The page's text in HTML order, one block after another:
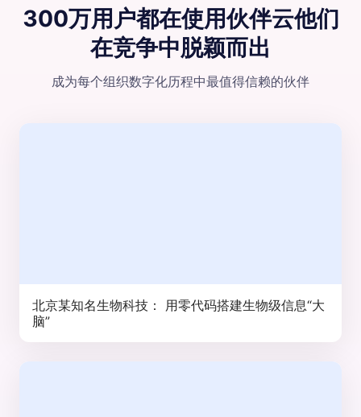
300万用户都在使用伙伴云他们
在竞争中脱颖⽽出
成为每个组织数字化历程中最值得信赖的伙伴
北京某知名生物科技： 用零代码搭建生物级信息“大
脑”